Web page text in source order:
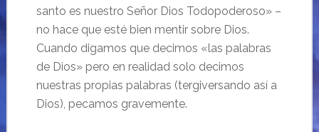
santo es nuestro Señor Dios Todopoderoso» –
no hace que esté bien mentir sobre Dios.
Cuando digamos que decimos «las palabras
de Dios» pero en realidad solo decimos
nuestras propias palabras (tergiversando así a
Dios), pecamos gravemente.